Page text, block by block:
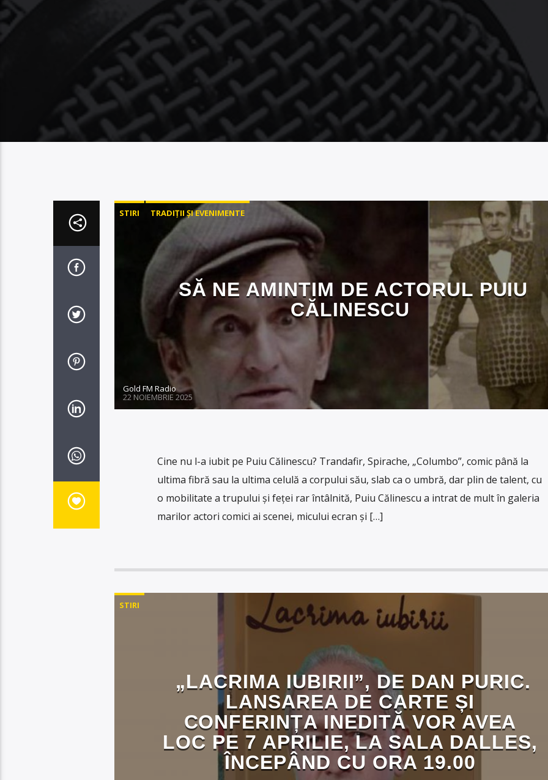
STIRI TRADIȚII ȘI EVENIMENTE
SĂ NE AMINTIM DE ACTORUL PUIU
CĂLINESCU
Gold FM Radio
22 NOIEMBRIE 2025
Cine nu l-a iubit pe Puiu Călinescu? Trandafir, Spirache, „Columbo”, comic până la
ultima fibră sau la ultima celulă a corpului său, slab ca o umbră, dar plin de talent, cu
o mobilitate a trupului şi feţei rar întâlnită, Puiu Călinescu a intrat de mult în galeria
marilor actori comici ai scenei, micului ecran şi […]
STIRI
„LACRIMA IUBIRII”, DE DAN PURIC.
LANSAREA DE CARTE ȘI
CONFERINȚA INEDITĂ VOR AVEA
LOC PE 7 APRILIE, LA SALA DALLES,
ÎNCEPÂND CU ORA 19.00